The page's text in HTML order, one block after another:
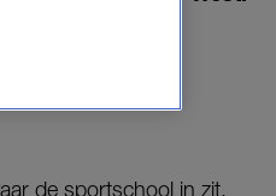
de sportschool in zit.